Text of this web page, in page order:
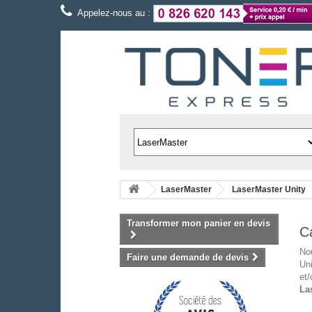
Appelez-nous au :
LaserMaster LaserMaster Unity
Transformer mon panier en devis
Faire une demande de devis
et/